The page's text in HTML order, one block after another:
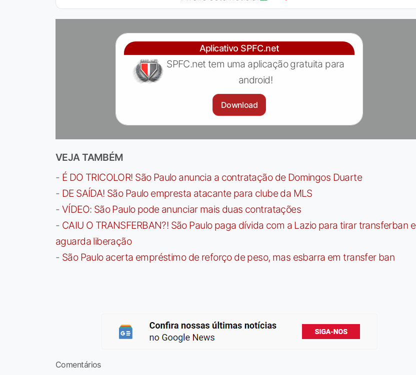
Aplicativo SPFC.net
SPFC.net tem uma aplicação gratuita para
android!
Download
VEJA TAMBÉM
- É DO TRICOLOR! São Paulo anuncia a contratação de Domingos Duarte
- DE SAÍDA! São Paulo empresta atacante para clube da MLS
- VÍDEO: São Paulo pode anunciar mais duas contratações
- CAIU O TRANSFERBAN?! São Paulo paga dívida com a Lazio para tirar transferban e
aguarda liberação
- São Paulo acerta empréstimo de reforço de peso, mas esbarra em transfer ban
Comentários